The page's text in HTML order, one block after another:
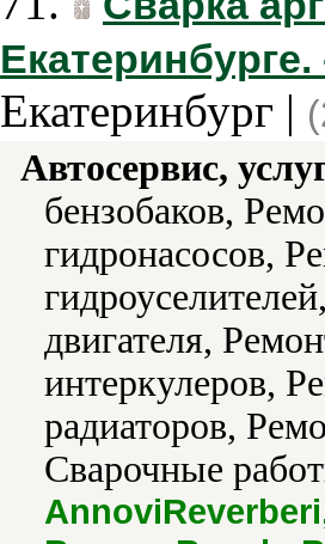
Екатеринбург |
Автосервис,
бензобаков,
гидронасосов,
двигателя,
интеркулеров,
радиаторов,
Сварочные